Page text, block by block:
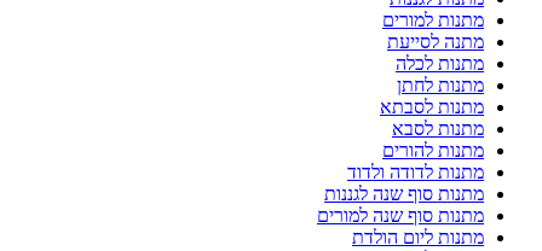
מתנות למורים
מתנה לסייעת
מתנות לכלה
מתנות לחתן
מתנות לסבתא
מתנות לסבא
מתנות להורים
מתנות לדודה ולדוד
מתנות סוף שנה לגננות
מתנות סוף שנה למורים
מתנות ליום הולדת